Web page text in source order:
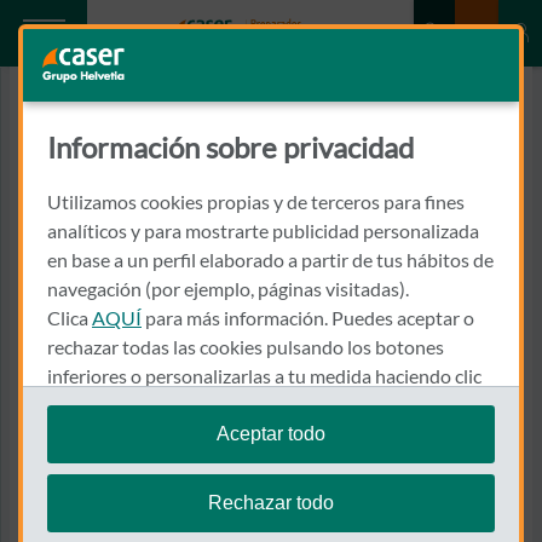
Conócenos
Información sobre privacidad
Utilizamos cookies propias y de terceros para fines
analíticos y para mostrarte publicidad personalizada
en base a un perfil elaborado a partir de tus hábitos de
navegación (por ejemplo, páginas visitadas).
Clica AQUÍ para más información. Puedes aceptar o
rechazar todas las cookies pulsando los botones
inferiores o personalizarlas a tu medida haciendo clic
en"configurar cookies".
Te recordamos que puedes modificar tus ajustes de
cookies en cualquier momento en la sección
Aceptar todo
Rechazar todo